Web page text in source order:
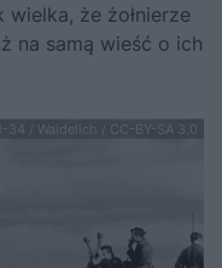
wielka, że żołnierze
na samą wieść o ich
34 / Waidelich / CC-BY-SA 3.0